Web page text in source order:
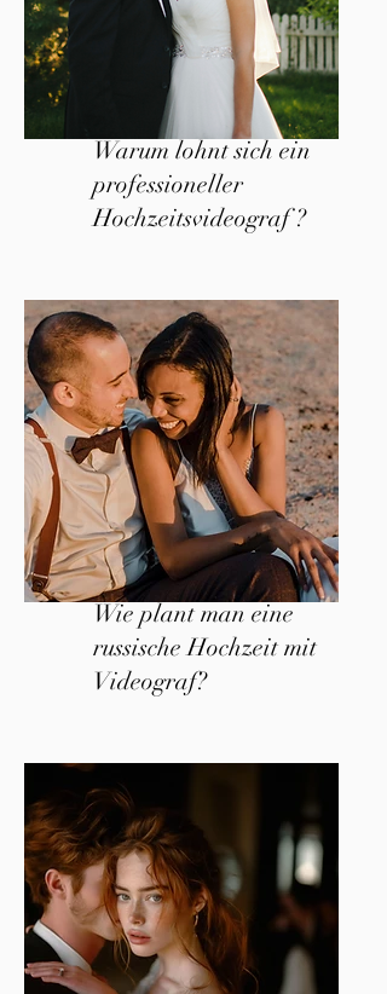
Warum lohnt sich ein
professioneller
Hochzeitsvideograf ?
Wie plant man eine
russische Hochzeit mit
Videograf?